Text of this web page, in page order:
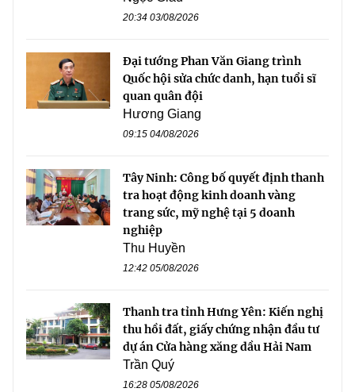
20:34 03/08/2026
Đại tướng Phan Văn Giang trình
Quốc hội sửa chức danh, hạn tuổi sĩ
quan quân đội
Hương Giang
09:15 04/08/2026
Tây Ninh: Công bố quyết định thanh
tra hoạt động kinh doanh vàng
trang sức, mỹ nghệ tại 5 doanh
nghiệp
Thu Huyền
12:42 05/08/2026
Thanh tra tỉnh Hưng Yên: Kiến nghị
thu hồi đất, giấy chứng nhận đầu tư
dự án Cửa hàng xăng dầu Hải Nam
Trần Quý
16:28 05/08/2026